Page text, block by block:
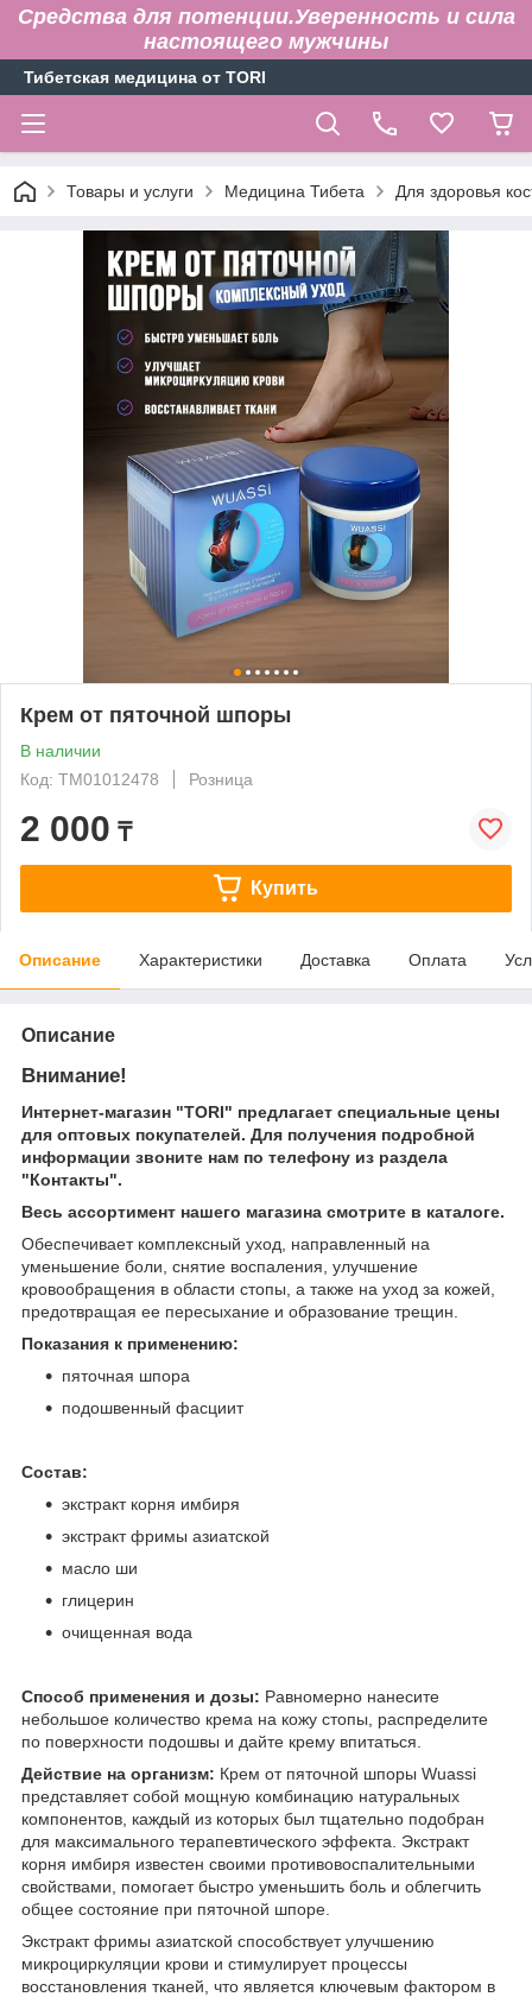
Средства для потенции.Уверенность и сила
настоящего мужчины
Тибетская медицина от TORI
Товары и услуги Медицина Тибета Для здоровья
Крем от пяточной шпоры
В наличии
Код: ТМ01012478
Розница
2 000 ₸
Купить
Описание Характеристики Доставка Оплата
Описание
Внимание!
Интернет-магазин "TORI" предлагает специальные цены
для оптовых покупателей. Для получения подробной
информации звоните нам по телефону из раздела
"Контакты".
Весь ассортимент нашего магазина смотрите в каталоге.
Обеспечивает комплексный уход, направленный на
уменьшение боли, снятие воспаления, улучшение
кровообращения в области стопы, а также на уход за кожей,
предотвращая ее пересыхание и образование трещин.
Показания к применению:
пяточная шпора
подошвенный фасциит
Состав:
экстракт корня имбиря
экстракт фримы азиатской
масло ши
глицерин
очищенная вода
Способ применения и дозы: Равномерно нанесите
небольшое количество крема на кожу стопы, распределите
по поверхности подошвы и дайте крему впитаться.
Действие на организм: Крем от пяточной шпоры Wuassi
представляет собой мощную комбинацию натуральных
компонентов, каждый из которых был тщательно подобран
для максимального терапевтического эффекта. Экстракт
корня имбиря известен своими противовоспалительными
свойствами, помогает быстро уменьшить боль и облегчить
общее состояние при пяточной шпоре.
Экстракт фримы азиатской способствует улучшению
микроциркуляции крови и стимулирует процессы
восстановления тканей, что является ключевым фактором в